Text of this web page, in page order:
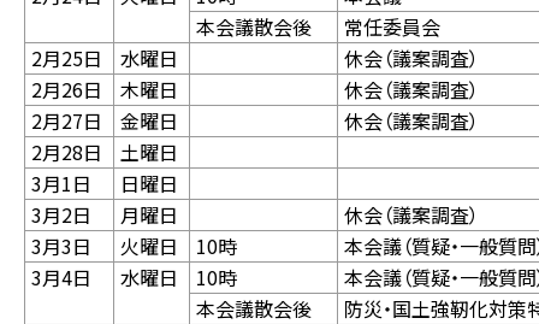
本会議散会後
常任委員会
2月25日
水曜日
休会（議案調査）
2月26日
木曜日
休会（議案調査）
2月27日
金曜日
休会（議案調査）
2月28日
土曜日
3月1日
日曜日
3月2日
月曜日
休会（議案調査）
3月3日
火曜日 10時
本会議（質疑・一般質問
3月4日
水曜日 10時
本会議（質疑・一般質問
本会議散会後
防災・国土強靭化対策